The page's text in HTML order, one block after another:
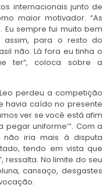
internacionais junto de
maior motivador. “As
sempre fui muito bem
assim, para o resto do
não. Lá fora eu tinha o
ter”, coloca sobre a
perdeu a competição
havia caído no presente
ver se você está afim
uniforme’”. Com a
iria mais à disputa
tendo em vista que
ressalta. No limite do seu
cansaço, desgastes